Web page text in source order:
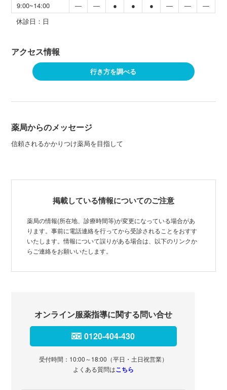
9:00~14:00
― ― ● ● ● ― ―
―
休診日：日
アクセス情報
行き方を調べる
薬局からのメッセージ
信頼されるかかりつけ薬局を目指して
掲載している情報についてのご注意
薬局の情報(所在地、診療時間等)が変更になっている場合があ
ります。事前に電話連絡を行ってから受診されることをおすす
いたします。情報について誤りがある場合は、以下のリンクか
らご連絡をお願いいたします。
オンライン服薬指導に関する問い合せ
0120-404-430
受付時間：10:00～18:00（平日・土日祝営業）
よくある質問はこちら